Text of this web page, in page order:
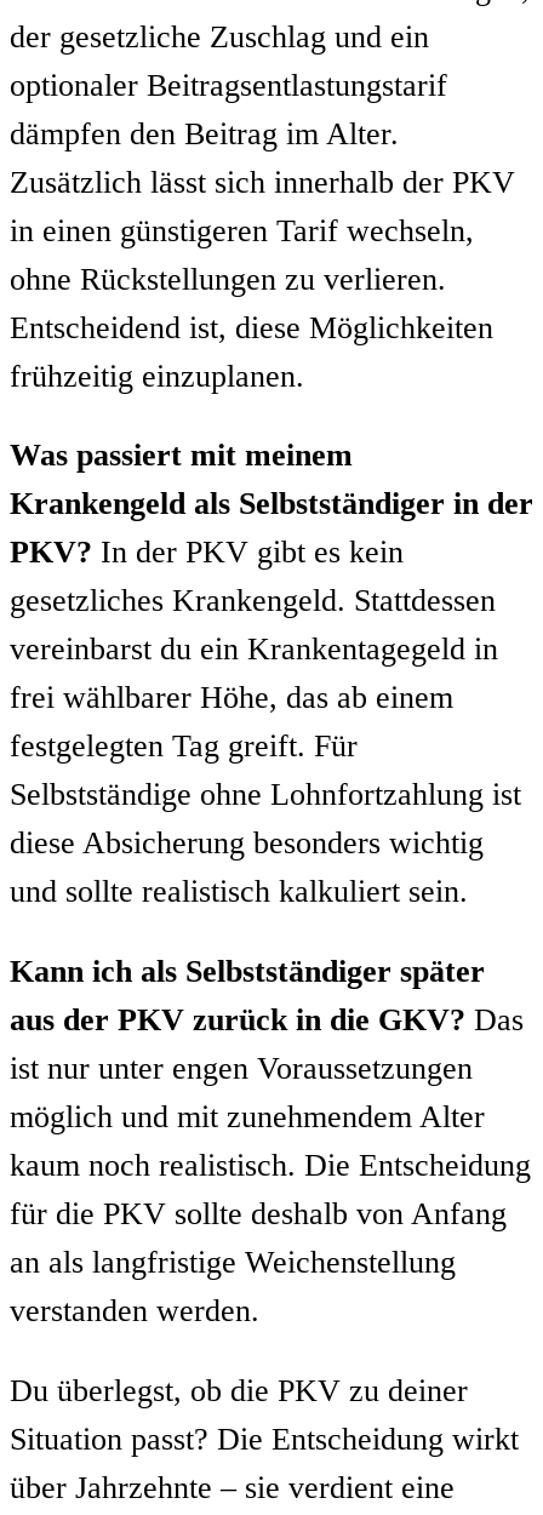
der gesetzliche Zuschlag und ein
optionaler Beitragsentlastungstarif
dämpfen den Beitrag im Alter.
Zusätzlich lässt sich innerhalb der PKV
in einen günstigeren Tarif wechseln,
ohne Rückstellungen zu verlieren.
Entscheidend ist, diese Möglichkeiten
frühzeitig einzuplanen.
Was passiert mit meinem
Krankengeld als Selbstständiger in der
PKV? In der PKV gibt es kein
gesetzliches Krankengeld. Stattdessen
vereinbarst du ein Krankentagegeld in
frei wählbarer Höhe, das ab einem
festgelegten Tag greift. Für
Selbstständige ohne Lohnfortzahlung ist
diese Absicherung besonders wichtig
und sollte realistisch kalkuliert sein.
Kann ich als Selbstständiger später
aus der PKV zurück in die GKV? Das
ist nur unter engen Voraussetzungen
möglich und mit zunehmendem Alter
kaum noch realistisch. Die Entscheidung
für die PKV sollte deshalb von Anfang
an als langfristige Weichenstellung
verstanden werden.
Du überlegst, ob die PKV zu deiner
Situation passt? Die Entscheidung wirkt
über Jahrzehnte – sie verdient eine